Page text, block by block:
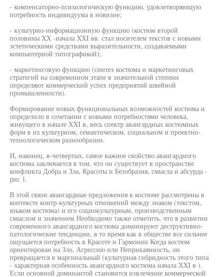
- компенсаторно-психологическую функцию, удовлетворяющую
потребность индивидуума в новизне;
- культурно-информационную функцию (костюм второй
половины XX -начала XXI вв. стал носителем текстов с новыми
эстетическими средствами выразительности, создаваемыми
компьютерной типографикой);
- маркетинговую функцию (синтез костюма и маркетинговых
стратегий на современном этапе в значительной степени
определяют коммерческий успех предприятий швейной
промышленности).
Формирование новых функциональных возможностей костюма и
определило в сочетании с новыми потребностями человека,
живущего в начале XXI в, весь спектр авангардных костюмных
форм в их культурном, семантическом, социальном и проектно-
технологическом разнообразии.
И, наконец, в-четвертых, самое важное свойство авангардного
костюма заключается в том, что он существует в пространстве
конфликта Добра и Зла, Красоты и Безобразия, смысла и абсурда -
рис 1.
В этой связи авангардные предложения в костюме рассмотрены в
контексте контр-культурных отношений между знаком (текстом,
языком костюма) и его социокультурным, производственным
смыслом и значением Необходимо также отметить, что в развитии
современного авангардного костюма доминируют деструктивно-
патологические тенденции, в то время как в обществе все сильнее
ощущается потребность в Красоте и Гармонии Когда костюм
ориентирован на Зло, Агрессию или Неприкаянность, он
превращается в маргинальный (культурная гибридность этого типа
- характерная особенность авангардного костюма начала XXI в ).
Если основной доминантой становится извлечение коммерческой